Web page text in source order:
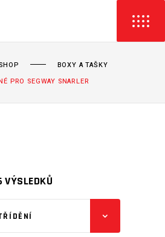
SHOP
BOXY A TAŠKY
PRO SEGWAY SNARLER
VÝSLEDKŮ